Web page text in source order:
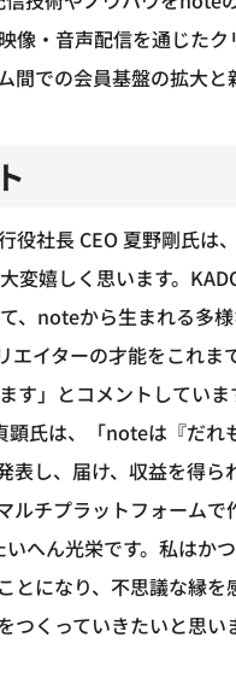
像・音声配信を通じた
での会員基盤の拡大と
役社長 CEO 夏野剛氏は
変嬉しく思います。
noteから生まれる多
エイターの才能をこれ
」とコメントしていま
氏は、「noteは『だ
表し、届け、収益を得
ルチプラットフォーム
へん光栄です。私はか
とになり、不思議な縁
くっていきたいと思い